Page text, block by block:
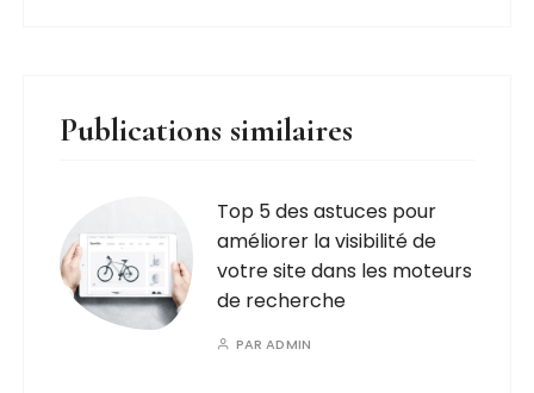
Publications similaires
Top 5 des astuces pour
améliorer la visibilité de
votre site dans les moteurs
de recherche
PARADMIN